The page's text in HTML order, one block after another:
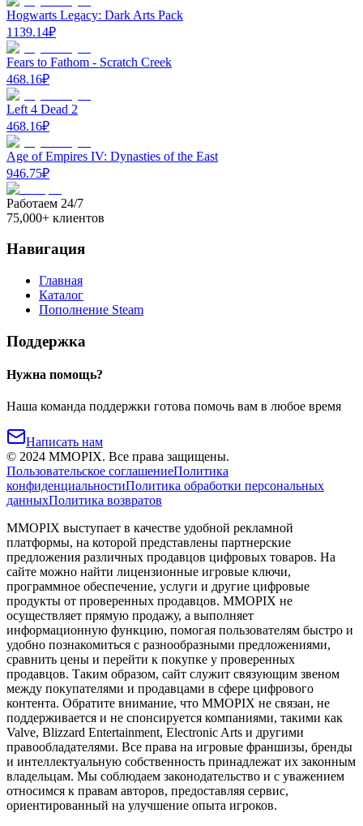
Hogwarts Legacy: Dark Arts Pack
1139.14₽
Fears to Fathom - Scratch Creek
468.16₽
Left 4 Dead 2
468.16₽
Age of Empires IV: Dynasties of the East
946.75₽
Работаем 24/7
75,000+ клиентов
Навигация
Главная
Каталог
Пополнение Steam
Поддержка
Нужна помощь?
Наша команда поддержки готова помочь вам в любое время
Написать нам
© 2024 MMOPIX. Все права защищены.
Пользовательское соглашениеПолитика
конфиденциальностиПолитика обработки персональных
данныхПолитика возвратов
MMOPIX выступает в качестве удобной рекламной
платформы, на которой представлены партнерские
предложения различных продавцов цифровых товаров. На
сайте можно найти лицензионные игровые ключи,
программное обеспечение, услуги и другие цифровые
продукты от проверенных продавцов. MMOPIX не
осуществляет прямую продажу, а выполняет
информационную функцию, помогая пользователям быстро и
удобно познакомиться с разнообразными предложениями,
сравнить цены и перейти к покупке у проверенных
продавцов. Таким образом, сайт служит связующим звеном
между покупателями и продавцами в сфере цифрового
контента. Обратите внимание, что MMOPIX не связан, не
поддерживается и не спонсируется компаниями, такими как
Valve, Blizzard Entertainment, Electronic Arts и другими
правообладателями. Все права на игровые франшизы, бренды
и интеллектуальную собственность принадлежат их законным
владельцам. Мы соблюдаем законодательство и с уважением
относимся к правам авторов, предоставляя сервис,
ориентированный на улучшение опыта игроков.